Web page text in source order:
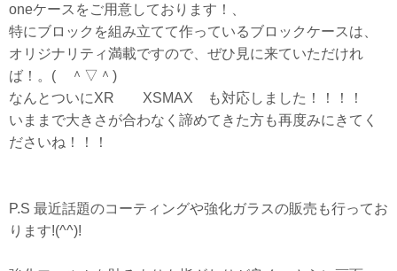
oneケースをご用意しております！、
特にブロックを組み立てて作っているブロックケースは、
オリジナリティ満載ですので、ぜひ見に来ていただけれ
ば！。( ＾▽＾)
なんとついにXR XSMAX も対応しました！！！！
いままで大きさが合わなく諦めてきた方も再度みにきてく
ださいね！！！
P.S 最近話題のコーティングや強化ガラスの販売も行ってお
ります!(^^)!